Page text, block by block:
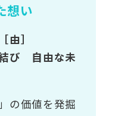
想い
由］
び 自由な未
の価値を発掘